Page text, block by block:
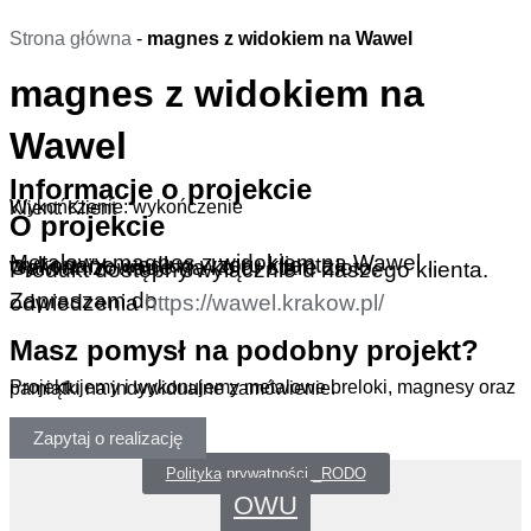
Strona główna - magnes z widokiem na Wawel
magnes z widokiem na
Wawel
Informacje o projekcie
Wykończenie: wykończenie
Klient: Klient
O projekcie
Metalowy magnes z widokiem na Wawel , wykonane według wzoru klienta.
Galwanizowane na kolor stare złoto.
Produkt dostępny wyłącznie u naszego klienta.
Zapraszam do odwiedzeniahttps://wawel.krakow.pl/
Masz pomysł na podobny projekt?
Projektujemy i wykonujemy metalowe breloki, magnesy oraz pamiątki na indywidualne zamówienie.
Zapytaj o realizację
Polityka prywatności _RODO
OWU